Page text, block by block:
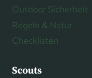
Outdoor Sicherheit
Regeln & Natur
Checklisten
Scouts